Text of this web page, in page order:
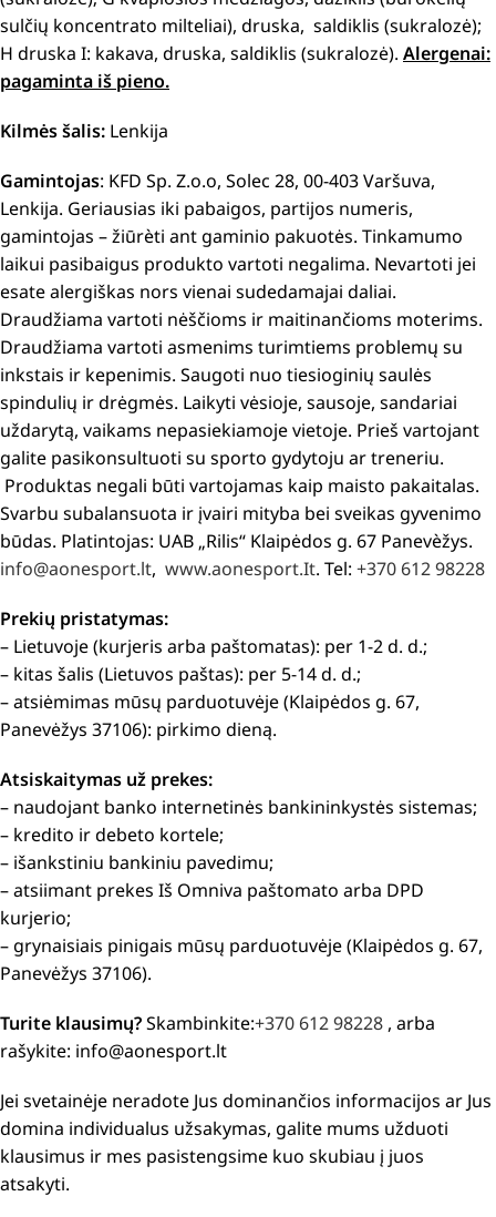
sulčių koncentrato milteliai), druska, saldiklis (sukralozė);
H druska I: kakava, druska, saldiklis (sukralozė). Alergenai:
pagaminta iš pieno.
Kilmės šalis: Lenkija
Gamintojas: KFD Sp. Z.o.o, Solec 28, 00-403 Varšuva,
Lenkija. Geriausias iki pabaigos, partijos numeris,
gamintojas – žiūrèti ant gaminio pakuotės. Tinkamumo
laikui pasibaigus produkto vartoti negalima. Nevartoti jei
esate alergiškas nors vienai sudedamajai daliai.
Draudžiama vartoti nėščioms ir maitinančioms moterims.
Draudžiama vartoti asmenims turimtiems problemų su
inkstais ir kepenimis. Saugoti nuo tiesioginių saulės
spindulių ir drėgmės. Laikyti vėsioje, sausoje, sandariai
uždarytą, vaikams nepasiekiamoje vietoje. Prieš vartojant
galite pasikonsultuoti su sporto gydytoju ar treneriu.
Produktas negali būti vartojamas kaip maisto pakaitalas.
Svarbu subalansuota ir įvairi mityba bei sveikas gyvenimo
būdas. Platintojas: UAB „Rilis“ Klaipėdos g. 67 Panevèžys.
info@aonesport.lt, www.aonesport.It. Tel: +370 612 98228
Prekių pristatymas:
– Lietuvoje (kurjeris arba paštomatas): per 1-2 d. d.;
– kitas šalis (Lietuvos paštas): per 5-14 d. d.;
– atsiėmimas mūsų parduotuvėje (Klaipėdos g. 67,
Panevėžys 37106): pirkimo dieną.
Atsiskaitymas už prekes:
– naudojant banko internetinės bankininkystės sistemas;
– kredito ir debeto kortele;
– išankstiniu bankiniu pavedimu;
– atsiimant prekes Iš Omniva paštomato arba DPD
kurjerio;
– grynaisiais pinigais mūsų parduotuvėje (Klaipėdos g. 67,
Panevėžys 37106).
Turite klausimų?Skambinkite:+370 612 98228 , arba
rašykite: info@aonesport.lt
Jei svetainėje neradote Jus dominančios informacijos ar Jus
domina individualus užsakymas, galite mums užduoti
klausimus ir mes pasistengsime kuo skubiau į juos
atsakyti.